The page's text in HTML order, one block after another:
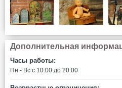
Дополнительная
Часы работы:
Пн - Вс c 10:00 до 20:00